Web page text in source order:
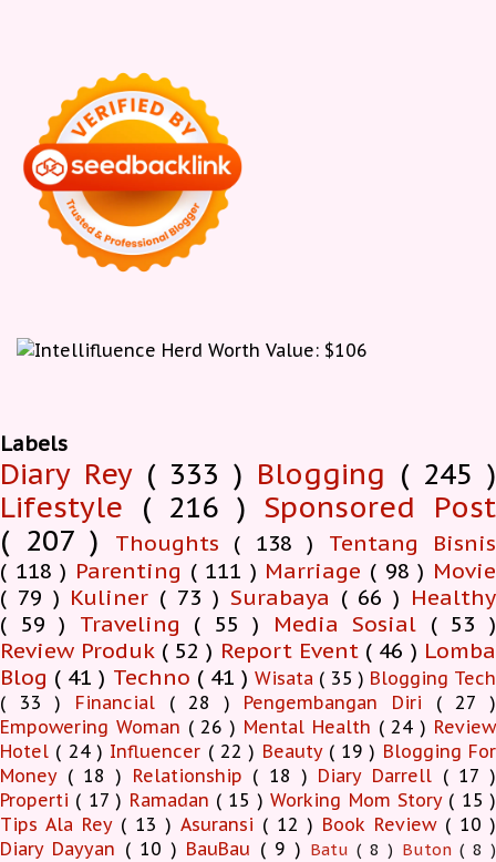
Labels
Diary Rey ( 333 ) Blogging ( 245 )
Lifestyle ( 216 ) Sponsored Post
( 207 )
Thoughts ( 138 )
Tentang Bisnis
( 118 ) Parenting ( 111 ) Marriage ( 98 ) Movie
( 79 ) Kuliner ( 73 ) Surabaya ( 66 ) Healthy
( 59 ) Traveling ( 55 ) Media Sosial ( 53 )
Review Produk ( 52 ) Report Event ( 46 ) Lomba
Blog ( 41 ) Techno ( 41 ) Wisata ( 35 ) Blogging Tech
( 33 )
Financial ( 28 ) Pengembangan Diri ( 27 )
Empowering Woman ( 26 ) Mental Health ( 24 ) Review
Hotel ( 24 ) Influencer ( 22 ) Beauty ( 19 ) Blogging For
Money ( 18 ) Relationship ( 18 ) Diary Darrell ( 17 )
Properti ( 17 ) Ramadan ( 15 ) Working Mom Story ( 15 )
Tips Ala Rey ( 13 ) Asuransi ( 12 ) Book Review ( 10 )
Diary Dayyan ( 10 ) BauBau ( 9 ) Batu( 8 ) Buton( 8 )